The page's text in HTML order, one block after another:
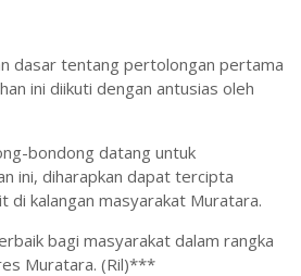
dasar tentang pertolongan pertama
ini diikuti dengan antusias oleh
bondong datang untuk
ini, diharapkan dapat tercipta
di kalangan masyarakat Muratara.
bagi masyarakat dalam rangka
Muratara. (Ril)***